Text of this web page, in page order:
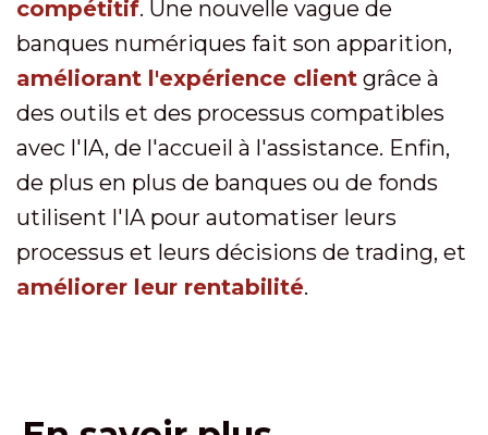
compétitif. Une nouvelle vague de
banques numériques fait son apparition,
améliorant l'expérience client grâce à
des outils et des processus compatibles
avec l'IA, de l'accueil à l'assistance. Enfin,
de plus en plus de banques ou de fonds
utilisent l'IA pour automatiser leurs
processus et leurs décisions de trading, et
améliorer leur rentabilité.